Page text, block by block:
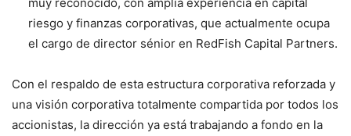
riesgo y finanzas corporativas, que actualmente ocupa
el cargo de director sénior en RedFish Capital Partners.
Con el respaldo de esta estructura corporativa reforzada y
una visión corporativa totalmente compartida por todos los
accionistas, la dirección ya está trabajando a fondo en la